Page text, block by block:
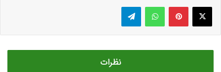
ایکس پینتریستواتس آپ تلگرام
نظرات